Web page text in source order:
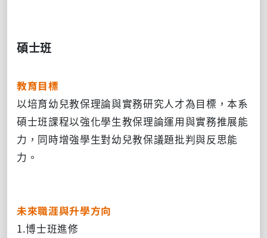
碩士班
教育目標
以培育幼兒教保理論與實務研究人才為目標，本系
碩士班課程以強化學生教保理論運用與實務推展能
力，同時增強學生對幼兒教保議題批判與反思能
力。
未來職涯與升學方向
1.博士班進修